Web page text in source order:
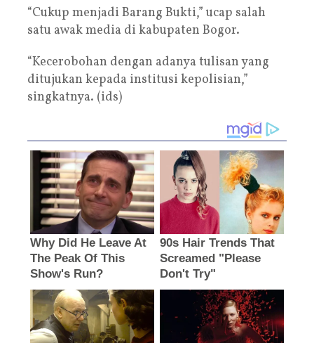
“Cukup menjadi Barang Bukti,” ucap salah
satu awak media di kabupaten Bogor.
“Kecerobohan dengan adanya tulisan yang
ditujukan kepada institusi kepolisian,”
singkatnya. (ids)